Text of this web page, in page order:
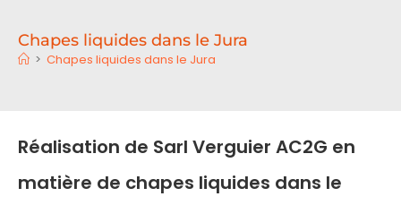
Chapes liquides dans le Jura
> Chapes liquides dans le Jura
Réalisation de Sarl Verguier AC2G en
matière de chapes liquides dans le